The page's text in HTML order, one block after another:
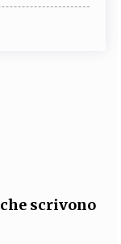
scrivono